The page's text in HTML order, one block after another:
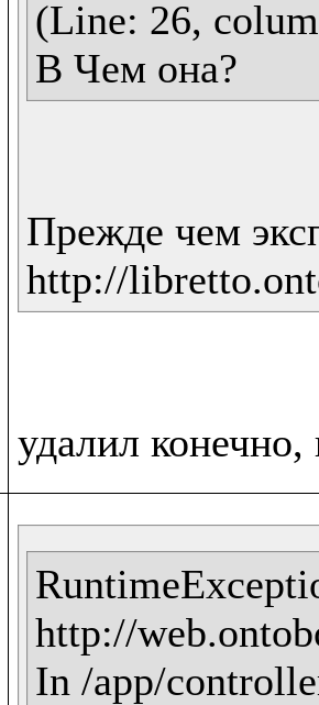
(Line: 26,
В Чем она?
Прежде чем
http://
http://
In /app/